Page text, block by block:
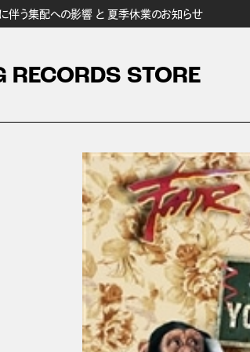
伴う集配への影響 と 夏季休業のお知らせ
RECORDS STORE